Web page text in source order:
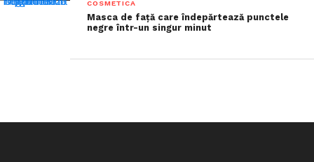
COSMETICA
Masca de față care îndepărtează punctele
negre într-un singur minut